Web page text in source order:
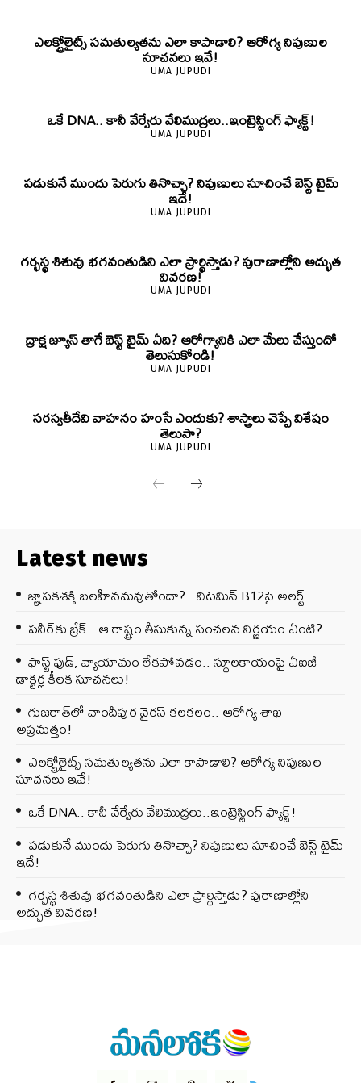
ఎలక్ట్రోలైట్స్ సమతుల్యతను ఎలా కాపాడాలి? ఆరోగ్య నిపుణుల
సూచనలు ఇవే!
UMA JUPUDI
ఒకే DNA.. కానీ వేర్వేరు వేలిముద్రలు..ఇంట్రెస్టింగ్ ఫ్యాక్ట్!
UMA JUPUDI
పడుకునే ముందు పెరుగు తినొచ్చా? నిపుణులు సూచించే బెస్ట్ టైమ్
ఇదే!
UMA JUPUDI
గర్భస్థ శిశువు భగవంతుడిని ఎలా ప్రార్థిస్తాడు? పురాణాల్లోని అద్భుత
వివరణ!
UMA JUPUDI
ద్రాక్ష జ్యూస్ తాగే బెస్ట్ టైమ్ ఏది? ఆరోగ్యానికి ఎలా మేలు చేస్తుందో
తెలుసుకోండి!
UMA JUPUDI
సరస్వతీదేవి వాహనం హంసే ఎందుకు? శాస్త్రాలు చెప్పే విశేషం
తెలుసా?
UMA JUPUDI
Latest news
జ్ఞాపకశక్తి బలహీనమవుతోందా?.. విటమిన్ B12పై అలర్ట్
పనీర్‌కు బ్రేక్.. ఆ రాష్ట్రం తీసుకున్న సంచలన నిర్ణయం ఏంటి?
ఫాస్ట్ ఫుడ్, వ్యాయామం లేకపోవడం.. స్థూలకాయంపై ఏఐజీ
డాక్టర్ల కీలక సూచనలు!
గుజరాత్‌లో చాందీపుర వైరస్ కలకలం.. ఆరోగ్య శాఖ
అప్రమత్తం!
ఎలక్ట్రోలైట్స్ సమతుల్యతను ఎలా కాపాడాలి? ఆరోగ్య నిపుణుల
సూచనలు ఇవే!
ఒకే DNA.. కానీ వేర్వేరు వేలిముద్రలు..ఇంట్రెస్టింగ్ ఫ్యాక్ట్!
పడుకునే ముందు పెరుగు తినొచ్చా? నిపుణులు సూచించే బెస్ట్ టైమ్
ఇదే!
గర్భస్థ శిశువు భగవంతుడిని ఎలా ప్రార్థిస్తాడు? పురాణాల్లోని
అద్భుత వివరణ!